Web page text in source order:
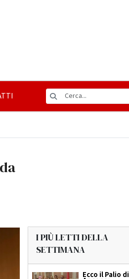
I PIÙ LETTI DELLA
SETTIMANA
Ecco il Palio di